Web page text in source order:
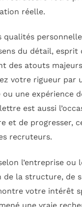
réelle.
qualités
du détail, esprit
des atouts
votre rigueur par
une expérience
est aussi
et de progresser,
recruteurs.
l’entreprise ou
de la structure, de
votre intérêt